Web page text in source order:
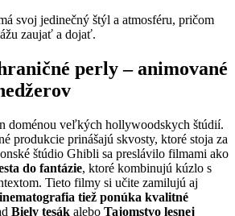
svoj jedinečný štýl a atmosféru, pričom
zaujať a dojať.
perly – animované
doménou veľkých hollywoodskych štúdií.
produkcie prinášajú skvosty, ktoré stoja za
štúdio Ghibli sa preslávilo filmami ako
do fantázie, ktoré kombinujú kúzlo s
Tieto filmy si učite zamilujú aj
tiež ponúka kvalitné
Biely tesák alebo Tajomstvo lesnej